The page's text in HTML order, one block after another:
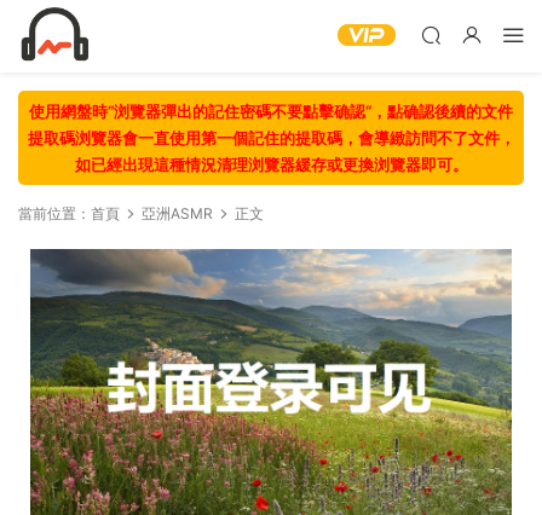
使用網盤時“浏覽器彈出的記住密碼不要點擊确認“，點确認後續的文件
提取碼浏覽器會一直使用第一個記住的提取碼，會導緻訪問不了文件，
如已經出現這種情況清理浏覽器緩存或更換浏覽器即可。
當前位置： 首頁 亞洲ASMR 正文